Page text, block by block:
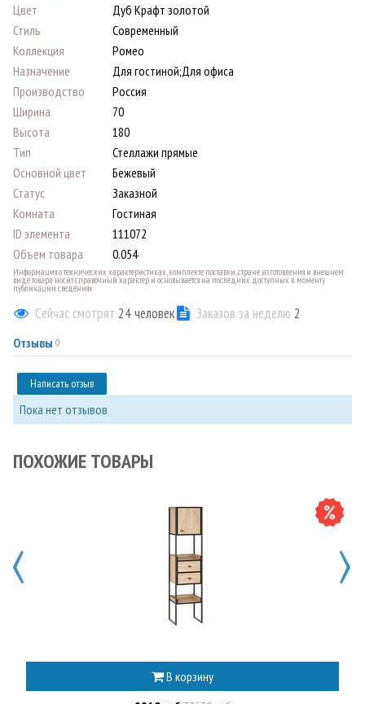
Цвет
Дуб Крафт золотой
Стиль
Современный
Коллекция
Ромео
Назначение
Для гостиной;Для офиса
Производство
Россия
Ширина
70
Высота
180
Тип
Стеллажи прямые
Основной цвет
Бежевый
Статус
Заказной
Комната
Гостиная
ID элемента
111072
Объем товара
0.054
Информация о технических характеристиках, комплекте поставки, стране изготовления и внешнем
виде товара носит справочный характер и основывается на последних доступных к моменту
публикации сведениях
Сейчас смотрят 24человек Заказов за неделю 2
Отзывы 0
Написать отзыв
Пока нет отзывов
ПОХОЖИЕ ТОВАРЫ
В корзину